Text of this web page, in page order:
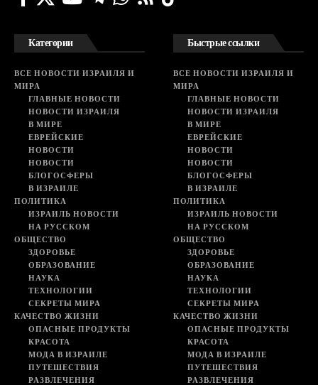
Категории
ВСЕ НОВОСТИ ИЗРАИЛЯ И
МИРА
ГЛАВНЫЕ НОВОСТИ
НОВОСТИ ИЗРАИЛЯ
В МИРЕ
ЕВРЕЙСКИЕ
НОВОСТИ
НОВОСТИ
БЛОГОСФЕРЫ
В ИЗРАИЛЕ
ПОЛИТИКА
ИЗРАИЛЬ НОВОСТИ
НА РУССКОМ
ОБЩЕСТВО
ЗДОРОВЬЕ
ОБРАЗОВАНИЕ
НАУКА
ТЕХНОЛОГИИ
СЕКРЕТЫ МИРА
КАЧЕСТВО ЖИЗНИ
ОПАСНЫЕ ПРОДУКТЫ
КРАСОТА
МОДА В ИЗРАИЛЕ
ПУТЕШЕСТВИЯ
РАЗВЛЕЧЕНИЯ
Быстрые ссылки
ВСЕ НОВОСТИ ИЗРАИЛЯ И
МИРА
ГЛАВНЫЕ НОВОСТИ
НОВОСТИ ИЗРАИЛЯ
В МИРЕ
ЕВРЕЙСКИЕ
НОВОСТИ
НОВОСТИ
БЛОГОСФЕРЫ
В ИЗРАИЛЕ
ПОЛИТИКА
ИЗРАИЛЬ НОВОСТИ
НА РУССКОМ
ОБЩЕСТВО
ЗДОРОВЬЕ
ОБРАЗОВАНИЕ
НАУКА
ТЕХНОЛОГИИ
СЕКРЕТЫ МИРА
КАЧЕСТВО ЖИЗНИ
ОПАСНЫЕ ПРОДУКТЫ
КРАСОТА
МОДА В ИЗРАИЛЕ
ПУТЕШЕСТВИЯ
РАЗВЛЕЧЕНИЯ